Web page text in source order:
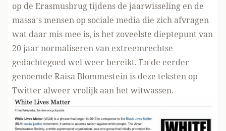
op de Erasmusbrug tijdens de jaarwisseling en de
massa’s mensen op sociale media die zich afvragen
wat daar mis mee is, is het zoveelste dieptepunt van
20 jaar normaliseren van extreemrechtse
gedachtegoed wel weer bereikt. En de eerder
genoemde Raisa Blommestein is deze teksten op
Twitter alweervrolijk aan het witwassen.